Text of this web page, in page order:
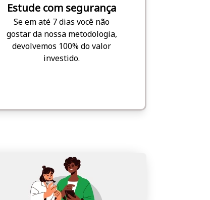
Estude com segurança
Se em até 7 dias você não
gostar da nossa metodologia,
devolvemos 100% do valor
investido.